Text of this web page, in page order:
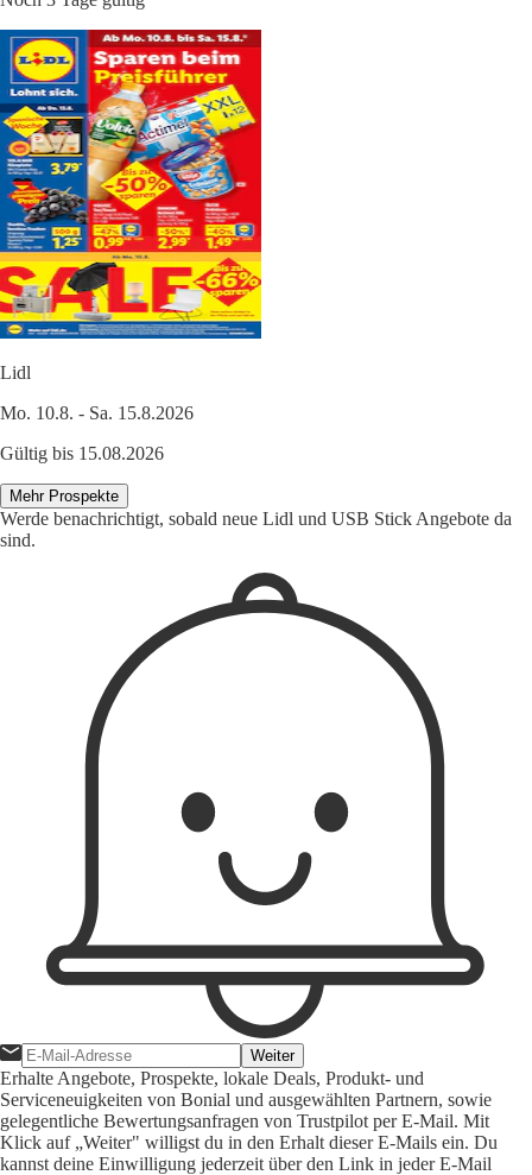
Lidl
Mo. 10.8. - Sa. 15.8.2026
Gültig bis 15.08.2026
Mehr Prospekte
Werde benachrichtigt, sobald neue Lidl und USB Stick Angebote da
sind.
Weiter
Erhalte Angebote, Prospekte, lokale Deals, Produkt- und
Serviceneuigkeiten von Bonial und ausgewählten Partnern, sowie
gelegentliche Bewertungsanfragen von Trustpilot per E-Mail. Mit
Klick auf „Weiter" willigst du in den Erhalt dieser E-Mails ein. Du
kannst deine Einwilligung jederzeit über den Link in jeder E-Mail